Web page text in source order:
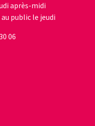
après-midi
public le jeudi
06